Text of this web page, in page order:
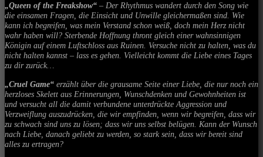
„Queen of the Freakshow“ – Der Rhythmus wandert durch den Song wie
die einsamen Fragen, die Einsicht und Unwille gleichermaßen sind. Wie
kann ich begreifen, was mein Verstand schon weiß, doch mein Herz nicht
wahr haben will? Sterbende Hoffnung thront gleich einer wahnsinnigen
Königin auf einem Luftschloss aus Ruinen. Versuche nicht zu halten, was du
nicht halten kannst – lass es gehen. Vielleicht kommt die Liebe eines Tages
zu dir zurück…
„Cruel Game“ erzählt über die grausame Seite einer Liebe, die nur noch ein
herzloses Skelett aus Erinnerungen, Wunschdenken und Gewohnheiten ist
und versucht all die damit verbundene unterdrückte Aggression und
Verzweiflung auszudrücken, die wir empfinden, wenn wir begreifen, dass wir
zu schwach sind uns zu lösen; dass wir uns selbst belügen. Kann der Wunsch
nach Liebe, danach geliebt zu werden, so stark sein, dass wir bereit sind
alles zu ertragen?